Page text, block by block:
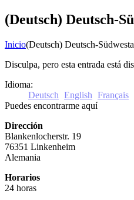
(Deutsch) Deutsch-
Inicio(Deutsch) Deutsch-
Disculpa, pero esta entrada está
Idioma:
Deutsch English Français
Puedes encontrarme aquí
Dirección
Blankenlocherstr. 19
76351 Linkenheim
Alemania
Horarios
24 horas